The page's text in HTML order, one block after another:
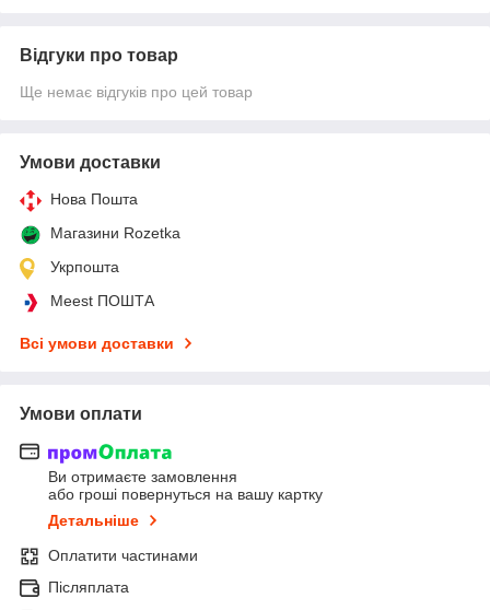
Відгуки про товар
Ще немає відгуків про цей товар
Умови доставки
Нова Пошта
Магазини Rozetka
Укрпошта
Meest ПОШТА
Всі умови доставки
Умови оплати
Ви отримаєте замовлення
або гроші повернуться на вашу картку
Детальніше
Оплатити частинами
Післяплата